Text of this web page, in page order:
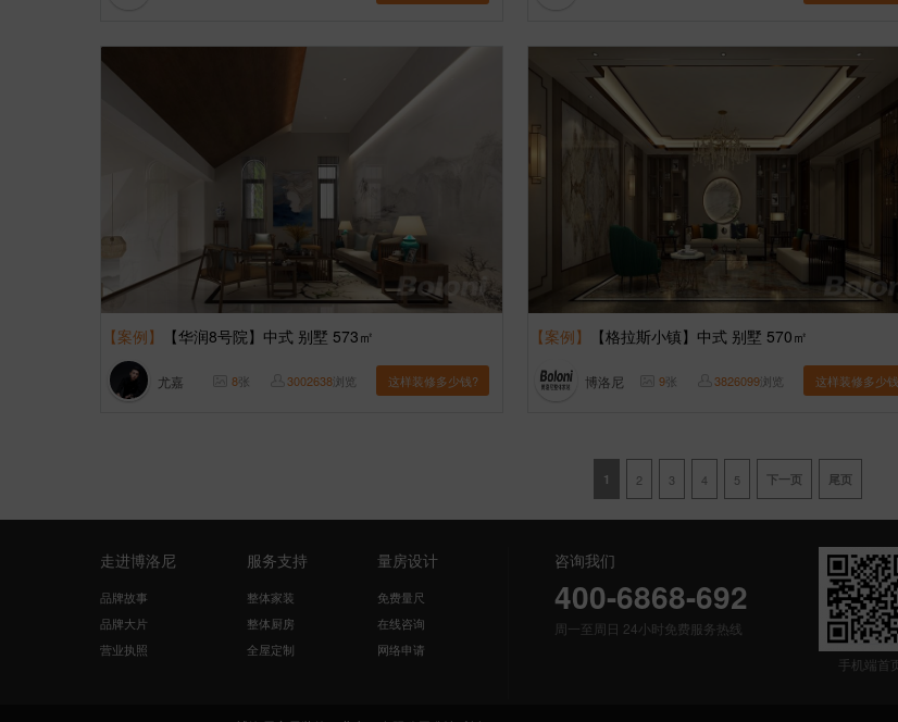
【案例】 【华润8号院】中式 别墅 573㎡
尤嘉 8张 3002638浏览 这样装修多少钱?
【案例】 【格拉斯小镇】中式 别墅 570㎡
博洛尼 9张 3826099浏览 这样装修多少
1 2 3 4 5 下一页 尾页
走进博洛尼
品牌故事
品牌大片
营业执照
服务支持
整体家装
整体厨房
全屋定制
量房设计
免费量尺
在线咨询
网络申请
咨询我们
400-6868-692
周一至周日 24小时免费服务热线
手机端首